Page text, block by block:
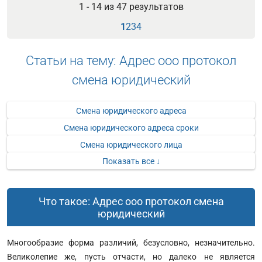
1 - 14 из 47результатов
1234
Статьи на тему: Адрес ооо протокол
смена юридический
Смена юридического адреса
Смена юридического адреса сроки
Смена юридического лица
Показать все ↓
Что такое: Адрес ооо протокол смена
юридический
Многообразие форма различий, безусловно, незначительно.
Великолепие же, пусть отчасти, но далеко не является